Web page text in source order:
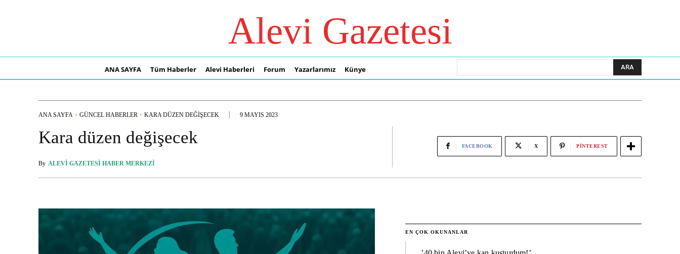
Alevi Gazetesi
ANA SAYFA Tüm Haberler Alevi Haberleri Forum Yazarlarımız Künye ARA
ANA SAYFA GÜNCEL HABERLER KARA DÜZEN DEĞIŞECEK 9 MAYIS 2023
Kara düzen değişecek
By ALEVI GAZETESI HABER MERKEZI
FACEBOOK X PINTEREST
EN ÇOK OKUNANLAR